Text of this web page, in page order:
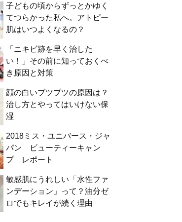
子どもの頃からずっとかゆく
てつらかった私へ。アトピー
肌はいつよくなるの？
「ニキビ跡を早く治した
い！」その前に知っておくべ
き原因と対策
顔の白いブツブツの原因は？
治し方とやってはいけない保
湿
2018ミス・ユニバース・ジャ
パン ビューティーキャン
プ レポート
敏感肌にうれしい「水性ファ
ンデーション」って？油分ゼ
ロでもキレイが続く理由